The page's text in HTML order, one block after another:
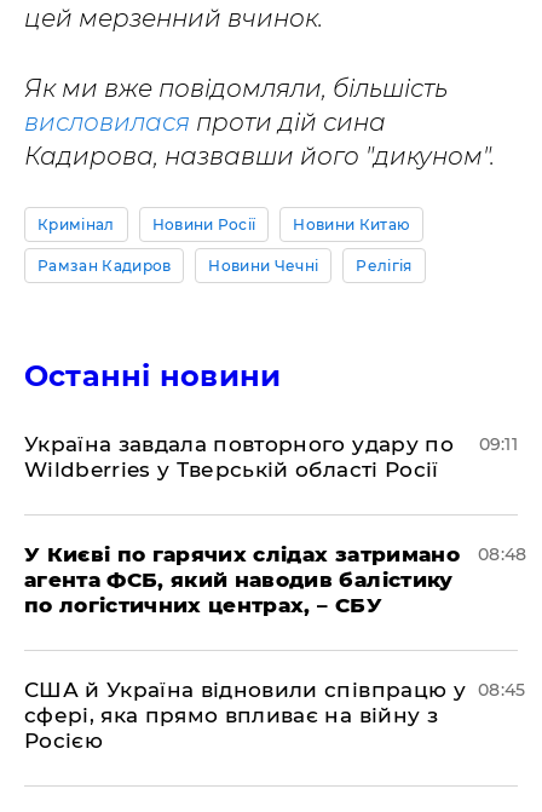
цей мерзенний вчинок.
Як ми вже повідомляли, більшість
висловилася проти дій сина
Кадирова, назвавши його "дикуном".
Кримінал Новини Росії Новини Китаю
Рамзан Кадиров Новини Чечні Релігія
Останні новини
Україна завдала повторного удару по
Wildberries у Тверській області Росії
09:11
У Києві по гарячих слідах затримано
агента ФСБ, який наводив балістику
по логістичних центрах, – СБУ
08:48
США й Україна відновили співпрацю у
сфері, яка прямо впливає на війну з
Росією
08:45